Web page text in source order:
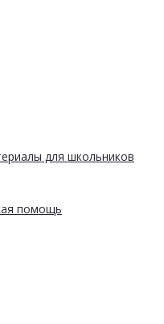
для школьников
помощь